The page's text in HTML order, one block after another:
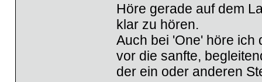
Höre gerade auf dem
klar zu hören.
Auch bei 'One' höre ich
vor die sanfte,
der ein oder anderen